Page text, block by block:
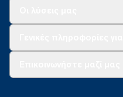
+302102705722